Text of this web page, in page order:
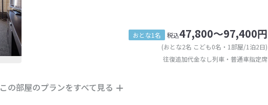
おとな1名 税込47,800～97,400円
(おとな2名 こども0名・1部屋/1泊2日)
往復追加代金なし列車・普通車指定席
この部屋のプランをすべて見る